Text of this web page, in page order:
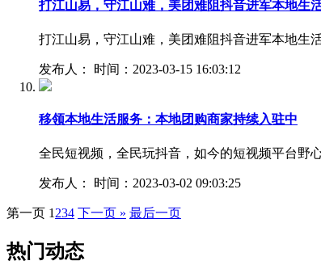
打江山易，守江山难，美团难阻抖音进军本地生
打江山易，守江山难，美团难阻抖音进军本地生
发布人： 时间：2023-03-15 16:03:12
移领本地生活服务：本地团购商家持续入驻中
全民短视频，全民玩抖音，如今的短视频平台野
发布人： 时间：2023-03-02 09:03:25
第一页 1 234 下一页 » 最后一页
热门动态